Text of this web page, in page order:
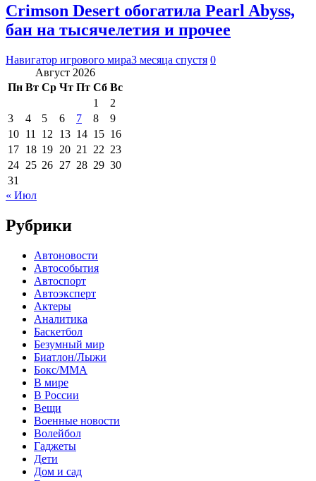
Crimson Desert обогатила Pearl Abyss,
бан на тысячелетия и прочее
Навигатор игрового мира3 месяца спустя 0
Август 2026
Пн Вт Ср Чт Пт Сб Вс
1
2
3
4 5 6 7 8
9
10 11 12 13 14 15 16
17 18 19 20 21 22 23
24 25 26 27 28 29 30
31
« Июл
Рубрики
Автоновости
Автособытия
Автоспорт
Автоэксперт
Актеры
Аналитика
Баскетбол
Безумный мир
Биатлон/Лыжи
Бокс/MMA
В мире
В России
Вещи
Военные новости
Волейбол
Гаджеты
Дети
Дом и сад